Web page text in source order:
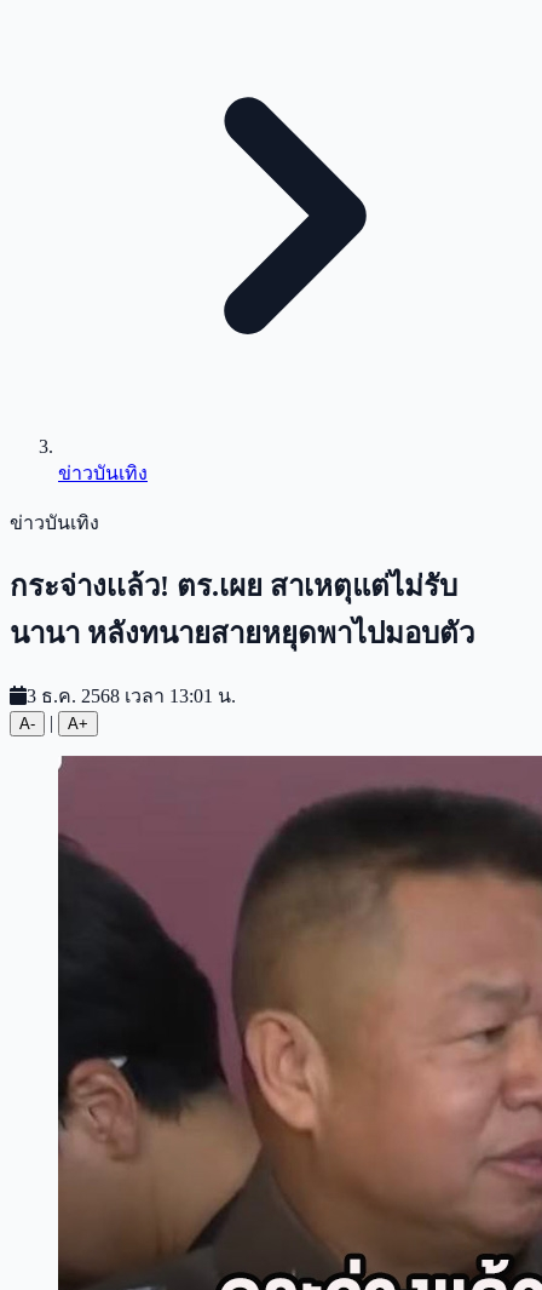
ข่าวบันเทิง
ข่าวบันเทิง
กระจ่างเเล้ว! ตร.เผย สาเหตุแต่ไม่รับ
นานา หลังทนายสายหยุดพาไปมอบตัว
3 ธ.ค. 2568 เวลา 13:01 น.
A- | A+